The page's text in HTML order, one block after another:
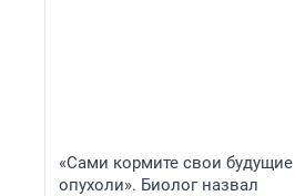
«Сами кормите свои будущие
опухоли». Биолог назвал